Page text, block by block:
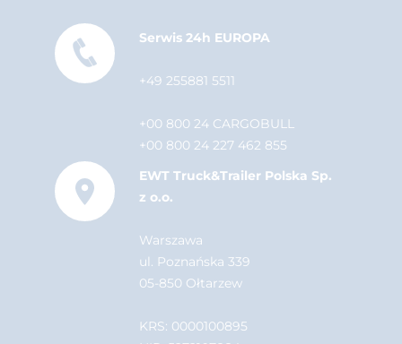
Serwis 24h EUROPA
+49 255881 5511
+00 800 24 CARGOBULL
+00 800 24 227 462 855
EWT Truck&Trailer Polska Sp.
z o.o.
Warszawa
ul. Poznańska 339
05-850 Ołtarzew
KRS: 0000100895